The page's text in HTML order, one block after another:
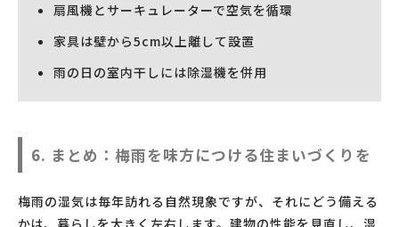
扇風機とサーキュレーターで空気を循環
家具は壁から5cm以上離して設置
雨の日の室内干しには除湿機を併用
6. まとめ：梅雨を味方につける住まいづくりを
梅雨の湿気は毎年訪れる自然現象ですが、それにどう備える
かは、暮らしを大きく左右します。建物の性能を見直し、湿